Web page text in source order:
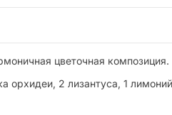
цветочная композиция.
орхидеи, 2 лизантуса, 1